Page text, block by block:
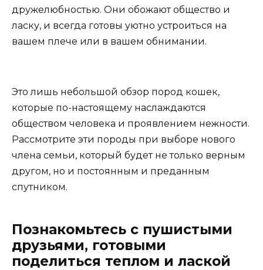
дружелюбностью. Они обожают общество и
ласку, и всегда готовы уютно устроиться на
вашем плече или в вашем обнимании.
Это лишь небольшой обзор пород кошек,
которые по-настоящему наслаждаются
обществом человека и проявлением нежности.
Рассмотрите эти породы при выборе нового
члена семьи, который будет не только верным
другом, но и постоянным и преданным
спутником.
Познакомьтесь с пушистыми
друзьями, готовыми
поделиться теплом и лаской